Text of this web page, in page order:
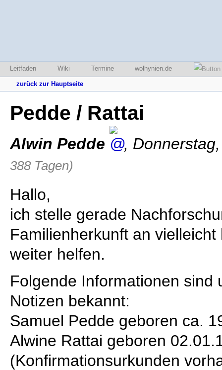
Leitfaden Wiki Termine wolhynien.de
zurück zur Hauptseite
Pedde / Rattai
Alwin Pedde ,
388 Tagen)
Hallo,
ich stelle gerade
Familienherkunft an
weiter helfen.
Folgende Informationen sind
Notizen bekannt:
Samuel Pedde geboren ca.
Alwine Rattai geboren
(Konfirmationsurkunden